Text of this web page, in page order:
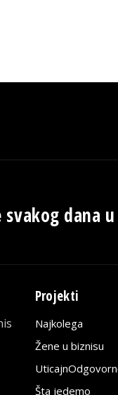
dana
Projekti
Najkolega
Žene u biznisu
Šta jedemo